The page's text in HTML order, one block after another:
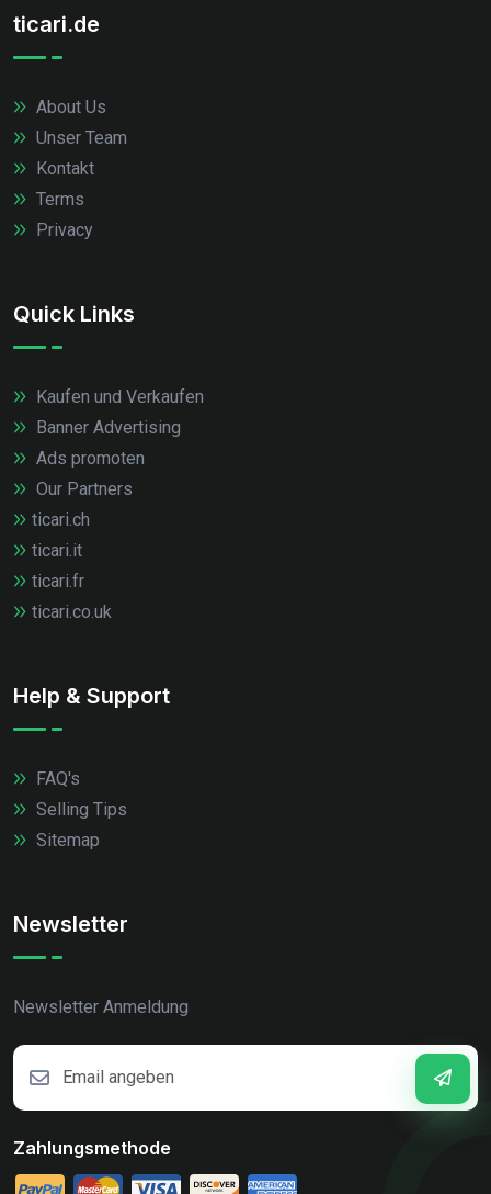
ticari.de
About Us
Unser Team
Kontakt
Terms
Privacy
Quick Links
Kaufen und Verkaufen
Banner Advertising
Ads promoten
Our Partners
ticari.ch
ticari.it
ticari.fr
ticari.co.uk
Help & Support
FAQ's
Selling Tips
Sitemap
Newsletter
Newsletter Anmeldung
Zahlungsmethode